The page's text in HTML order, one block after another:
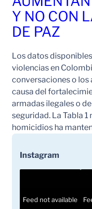
Y NO CON
DE PAZ
Los datos
violencias en
conversaciones o los
causa del
armadas ilegales o
seguridad. La Tabla
homicidios ha
Instagram
Feed not available